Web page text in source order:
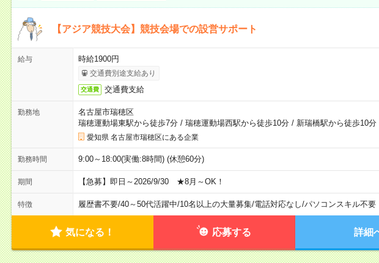
【アジア競技大会】競技会場での設営サポート
給与 時給1900円
交通費別途支給あり
交通費 交通費支給
勤務地
名古屋市瑞穂区
瑞穂運動場東駅から徒歩7分/ 瑞穂運動場西駅から徒歩10分/ 新瑞橋駅から徒歩10分
愛知県 名古屋市瑞穂区にある企業
勤務時間 9:00～18:00(実働:8時間) (休憩60分)
期間 【急募】即日～2026/9/30 ★8月～OK！
特徴 履歴書不要/40～50代活躍中/10名以上の大量募集/電話対応なし/パソコンスキル不要
気になる！ 応募する 詳細